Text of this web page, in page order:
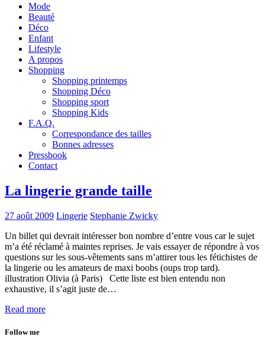
Mode
Beauté
Déco
Enfant
Lifestyle
A propos
Shopping
Shopping printemps
Shopping Déco
Shopping sport
Shopping Kids
F.A.Q.
Correspondance des tailles
Bonnes adresses
Pressbook
Contact
La lingerie grande taille
27 août 2009 Lingerie Stephanie Zwicky
Un billet qui devrait intéresser bon nombre d’entre vous car le sujet
m’a été réclamé à maintes reprises. Je vais essayer de répondre à vos
questions sur les sous-vêtements sans m’attirer tous les fétichistes de
la lingerie ou les amateurs de maxi boobs (oups trop tard).
illustration Olivia (à Paris) Cette liste est bien entendu non
exhaustive, il s’agit juste de…
Read more
Follow me